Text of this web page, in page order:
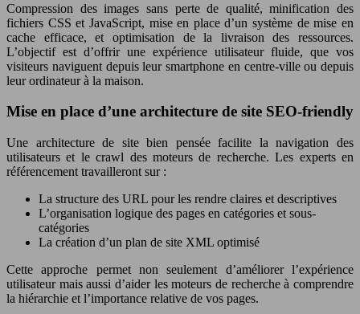
Compression des images sans perte de qualité, minification des
fichiers CSS et JavaScript, mise en place d’un système de mise en
cache efficace, et optimisation de la livraison des ressources.
L’objectif est d’offrir une expérience utilisateur fluide, que vos
visiteurs naviguent depuis leur smartphone en centre-ville ou depuis
leur ordinateur à la maison.
Mise en place d’une architecture de site SEO-friendly
Une architecture de site bien pensée facilite la navigation des
utilisateurs et le crawl des moteurs de recherche. Les experts en
référencement travailleront sur :
La structure des URL pour les rendre claires et descriptives
L’organisation logique des pages en catégories et sous-
catégories
La création d’un plan de site XML optimisé
Cette approche permet non seulement d’améliorer l’expérience
utilisateur mais aussi d’aider les moteurs de recherche à comprendre
la hiérarchie et l’importance relative de vos pages.